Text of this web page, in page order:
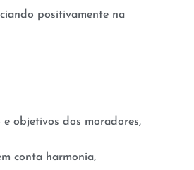
positivamente na
objetivos dos moradores,
conta harmonia,